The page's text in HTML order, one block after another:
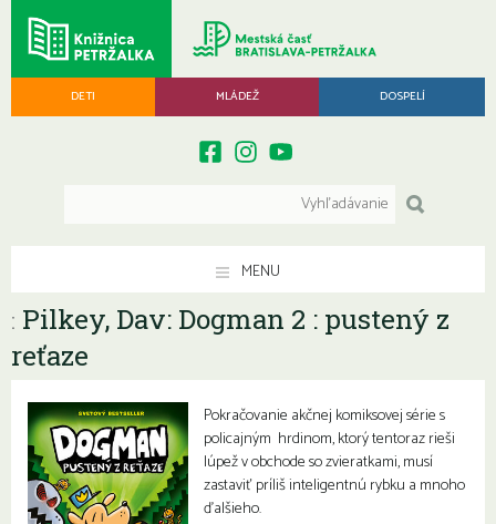
DETI MLÁDEŽ DOSPELÍ
MENU
: Pilkey, Dav: Dogman 2 : pustený z
reťaze
Pokračovanie akčnej komiksovej série s
policajným hrdinom, ktorý tentoraz rieši
lúpež v obchode so zvieratkami, musí
zastaviť príliš inteligentnú rybku a mnoho
ďalšieho.